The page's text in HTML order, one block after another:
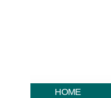
HOME